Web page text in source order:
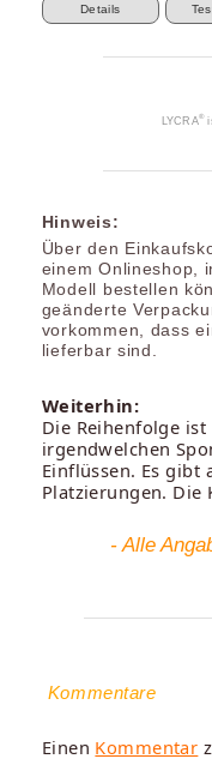
Details
LYCRA®
Hinweis:
Über den
einem Onlineshop,
Modell bestellen
geänderte
vorkommen, dass
lieferbar sind.
Weiterhin:
Die Reihenfolge
irgendwelchen
Einflüssen. Es gibt
Platzierungen. Die
- Alle
Kommentare
Einen Kommentar